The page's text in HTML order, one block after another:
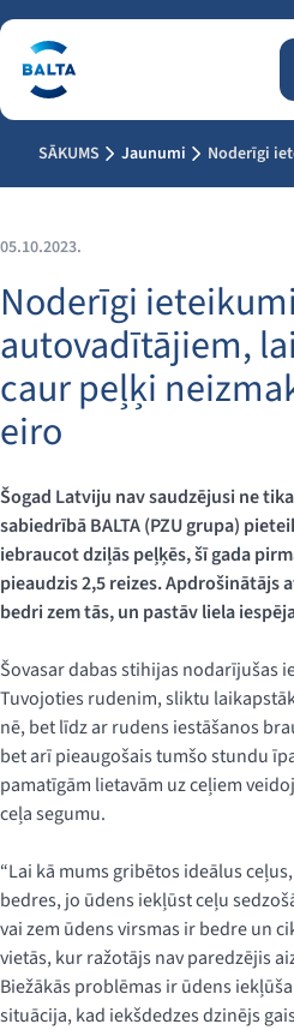
SĀKUMS Jaunumi Noderīgi
05.10.2023.
Noderīgi ieteikumi
autovadītājiem,
caur peļķi
eiro
Šogad Latviju nav saudzējusi ne
sabiedrībā BALTA (PZU grupa)
iebraucot dziļās peļķēs, šī gada
pieaudzis 2,5 reizes.
bedri zem tās, un pastāv liela
Šovasar dabas stihijas nodarījušas
Tuvojoties rudenim, sliktu
nē, bet līdz ar rudens iestāšanos
bet arī pieaugošais tumšo stundu
pamatīgām lietavām uz ceļiem
ceļa segumu.
“Lai kā mums gribētos ideālus
bedres, jo ūdens iekļūst ceļu
vai zem ūdens virsmas ir bedre un
vietās, kur ražotājs nav paredzējis
Biežākās problēmas ir ūdens
situācija, kad iekšdedzes dzinējs